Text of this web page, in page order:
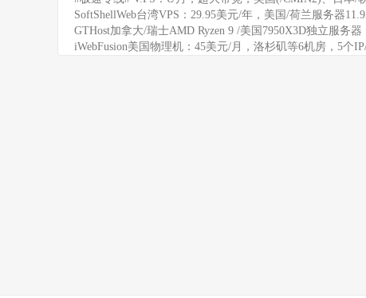
SoftShellWeb台湾VPS：29.95美元/年，美国/荷兰服务器
GTHost加拿大/瑞士AMD Ryzen 9 /美国7950X3D独立服务
iWebFusion美国物理机：45美元/月，洛杉矶等6机房，5个